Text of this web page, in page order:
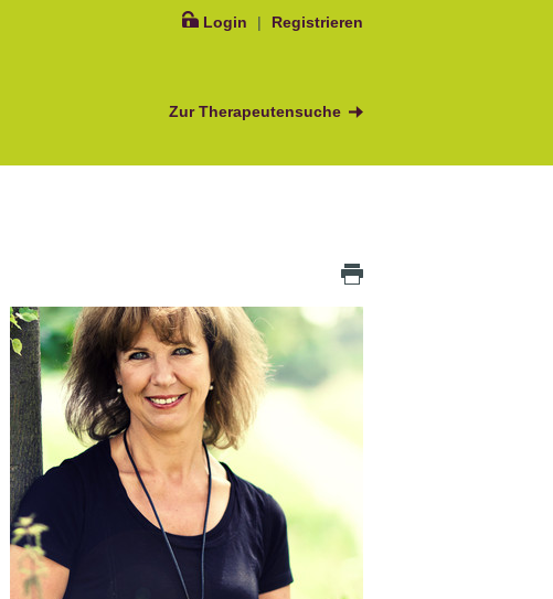
Login | Registrieren
Zur Therapeutensuche